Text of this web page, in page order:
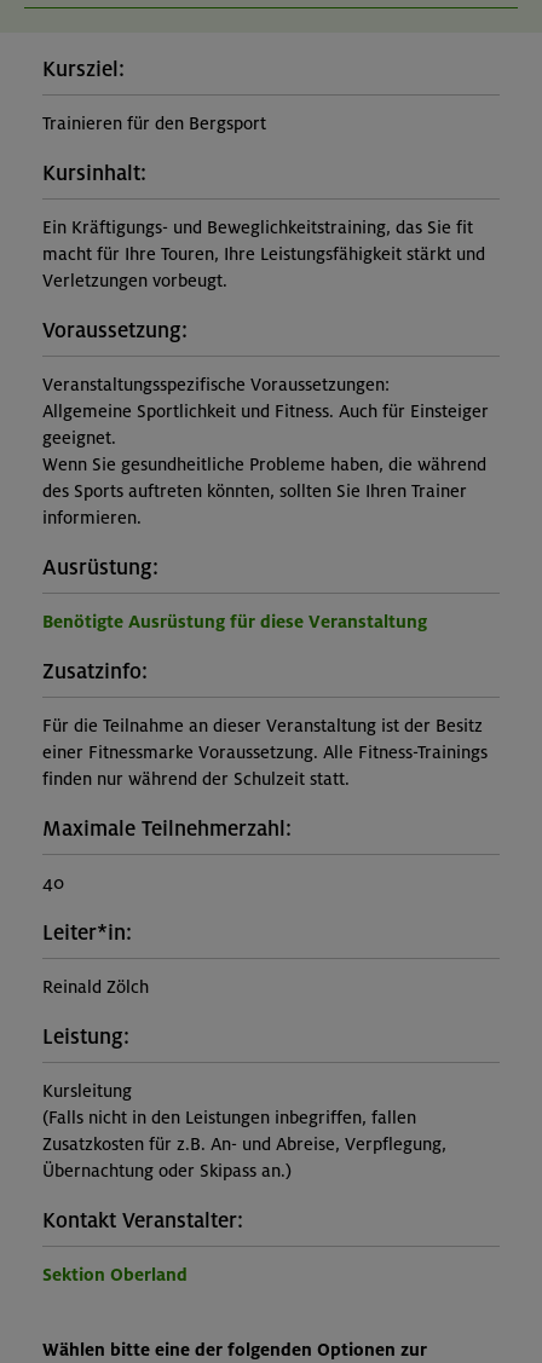
Kursziel:
Trainieren für den Bergsport
Kursinhalt:
Ein Kräftigungs- und Beweglichkeitstraining, das Sie fit
macht für Ihre Touren, Ihre Leistungsfähigkeit stärkt und
Verletzungen vorbeugt.
Voraussetzung:
Veranstaltungsspezifische Voraussetzungen:
Allgemeine Sportlichkeit und Fitness. Auch für Einsteiger
geeignet.
Wenn Sie gesundheitliche Probleme haben, die während
des Sports auftreten könnten, sollten Sie Ihren Trainer
informieren.
Ausrüstung:
Benötigte Ausrüstung für diese Veranstaltung
Zusatzinfo:
Für die Teilnahme an dieser Veranstaltung ist der Besitz
einer Fitnessmarke Voraussetzung. Alle Fitness-Trainings
finden nur während der Schulzeit statt.
Maximale Teilnehmerzahl:
40
Leiter*in:
Reinald Zölch
Leistung:
Kursleitung
(Falls nicht in den Leistungen inbegriffen, fallen
Zusatzkosten für z.B. An- und Abreise, Verpflegung,
Übernachtung oder Skipass an.)
Kontakt Veranstalter:
Sektion Oberland
Wählen bitte eine der folgenden Optionen zur